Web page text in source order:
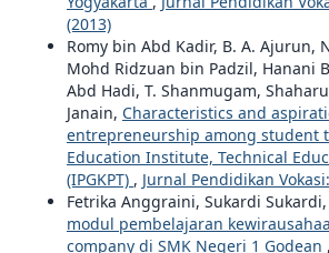
(2013)
Romy bin Abd Kadir, B. A. Ajurun,
Mohd Ridzuan bin Padzil, Hanani
Abd Hadi, T. Shanmugam,
Janain, Characteristics and
entrepreneurship among student
Education Institute, Technical
(IPGKPT) , Jurnal Pendidikan
Fetrika Anggraini, Sukardi Sukardi,
modul pembelajaran
company di SMK Negeri 1 Godean ,